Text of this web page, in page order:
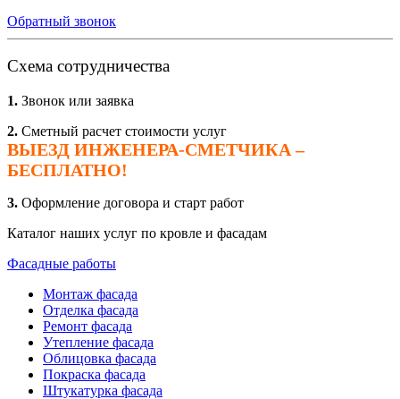
Обратный звонок
Схема сотрудничества
1. Звонок или заявка
2. Сметный расчет стоимости услуг
ВЫЕЗД ИНЖЕНЕРА-СМЕТЧИКА –
БЕСПЛАТНО!
3. Оформление договора и старт работ
Каталог наших услуг по кровле и фасадам
Фасадные работы
Монтаж фасада
Отделка фасада
Ремонт фасада
Утепление фасада
Облицовка фасада
Покраска фасада
Штукатурка фасада